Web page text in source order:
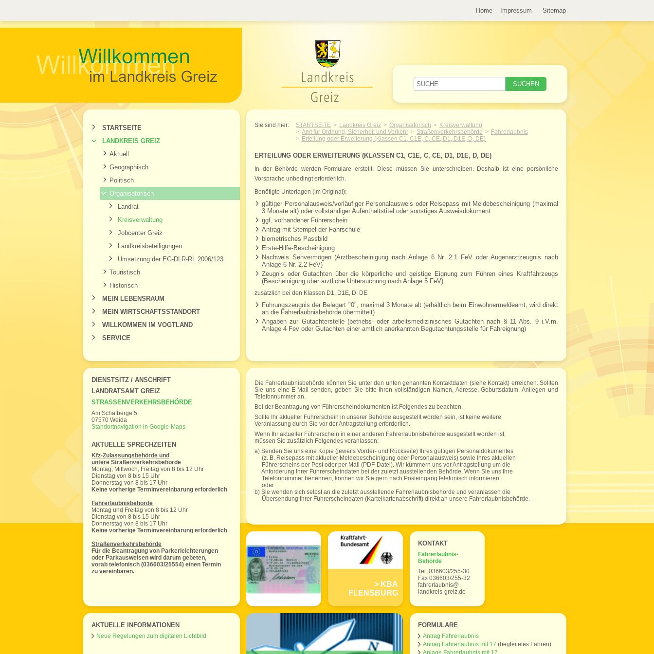
Home Impressum Sitemap
STARTSEITE
LANDKREIS GREIZ
Aktuell
Geographisch
Politisch
Organisatorisch
Landrat
Kreisverwaltung
Jobcenter Greiz
Landkreisbeteiligungen
Umsetzung der EG-DLR-RL 2006/123
Touristisch
Historisch
MEIN LEBENSRAUM
MEIN WIRTSCHAFTSSTANDORT
WILLKOMMEN IM VOGTLAND
SERVICE
DIENSTSITZ / ANSCHRIFT
LANDRATSAMT GREIZ
STRASSENVERKEHRSBEHÖRDE
Am Schafberge 5
07570 Weida
Standortnavigation in Google-Maps
AKTUELLE SPRECHZEITEN
Kfz-Zulassungsbehörde und
untere Straßenverkehrsbehörde
Montag, Mittwoch, Freitag von 8 bis 12 Uhr
Dienstag von 8 bis 15 Uhr
Donnerstag von 8 bis 17 Uhr
Keine vorherige Terminvereinbarung erforderlich
Fahrerlaubnisbehörde
Montag und Freitag von 8 bis 12 Uhr
Dienstag von 8 bis 15 Uhr
Donnerstag von 8 bis 17 Uhr
Keine vorherige Terminvereinbarung erforderlich
Straßenverkehrsbehörde
Für die Beantragung von Parkerleichterungen
oder Parkausweisen wird darum gebeten,
vorab telefonisch (036603/25554) einen Termin
zu vereinbaren.
AKTUELLE INFORMATIONEN
Neue Regelungen zum digitalen Lichtbild
Sie sind hier: STARTSEITE Landkreis Greiz Organisatorisch
Kreisverwaltung
Amt für Ordnung, Sicherheit und Verkehr
Straßenverkehrsbehörde
Fahrerlaubnis
Erteilung oder Erweiterung (Klassen C1, C1E, C, CE, D1, D1E, D, DE)
ERTEILUNG ODER ERWEITERUNG (KLASSEN C1, C1E, C, CE, D1, D1E, D, DE)
In der Behörde werden Formulare erstellt. Diese müssen Sie unterschreiben. Deshalb ist eine persönliche
Vorsprache unbedingt erforderlich.
Benötigte Unterlagen (im Original):
gültiger Personalausweis/vorläufiger Personalausweis oder Reisepass mit Meldebescheinigung (maximal
3 Monate alt) oder vollständiger Aufenthaltstitel oder sonstiges Ausweisdokument
ggf. vorhandener Führerschein
Antrag mit Stempel der Fahrschule
biometrisches Passbild
Erste-Hilfe-Bescheinigung
Nachweis Sehvermögen (Arztbescheinigung nach Anlage 6 Nr. 2.1 FeV oder Augenarztzeugnis nach
Anlage 6 Nr. 2.2 FeV)
Zeugnis oder Gutachten über die körperliche und geistige Eignung zum Führen eines Kraftfahrzeugs
(Bescheinigung über ärztliche Untersuchung nach Anlage 5 FeV)
zusätzlich bei den Klassen D1, D1E, D, DE
Führungszeugnis der Belegart "0", maximal 3 Monate alt (erhältlich beim Einwohnermeldeamt, wird direkt
an die Fahrerlaubnisbehörde übermittelt)
Angaben zur Gutachterstelle (betriebs- oder arbeitsmedizinisches Gutachten nach § 11 Abs. 9 i.V.m.
Anlage 4 Fev oder Gutachten einer amtlich anerkannten Begutachtungsstelle für Fahreignung)
Die Fahrerlaubnisbehörde können Sie unter den unten genannten Kontaktdaten (siehe Kontakt) erreichen. Sollten
Sie uns eine E-Mail senden, geben Sie bitte Ihren vollständigen Namen, Adresse, Geburtsdatum, Anliegen und
Telefonnummer an.
Bei der Beantragung von Führerscheindokumenten ist Folgendes zu beachten.
Sollte Ihr aktueller Führerschein in unserer Behörde ausgestellt worden sein, ist keine weitere
Veranlassung durch Sie vor der Antragstellung erforderlich.
Wenn Ihr aktueller Führerschein in einer anderen Fahrerlaubnisbehörde ausgestellt worden ist,
müssen Sie zusätzlich Folgendes veranlassen:
a) Senden Sie uns eine Kopie (jeweils Vorder- und Rückseite) Ihres gültigen Personaldokumentes
(z. B. Reisepass mit aktueller Meldebescheinigung oder Personalausweis) sowie Ihres aktuellen
Führerscheins per Post oder per Mail (PDF-Datei). Wir kümmern uns vor Antragstellung um die
Anforderung Ihrer Führerscheindaten bei der zuletzt ausstellenden Behörde. Wenn Sie uns Ihre
Telefonnummer benennen, können wir Sie gern nach Posteingang telefonisch informieren.
oder
b) Sie wenden sich selbst an die zuletzt ausstellende Fahrerlaubnisbehörde und veranlassen die
Übersendung Ihrer Führerscheindaten (Karteikartenabschrift) direkt an unsere Fahrerlaubnisbehörde.
KBA
FLENSBURG
KONTAKT
Fahrerlaubnis-
Behörde
Tel. 036603/255-30
Fax 036603/255-32
fahrerlaubnis@
landkreis-greiz.de
FORMULARE
Antrag Fahrerlaubnis
Antrag Fahrerlaubnis mit 17 (begleitetes Fahren)
Anlage Fahrerlaubnis mit 17